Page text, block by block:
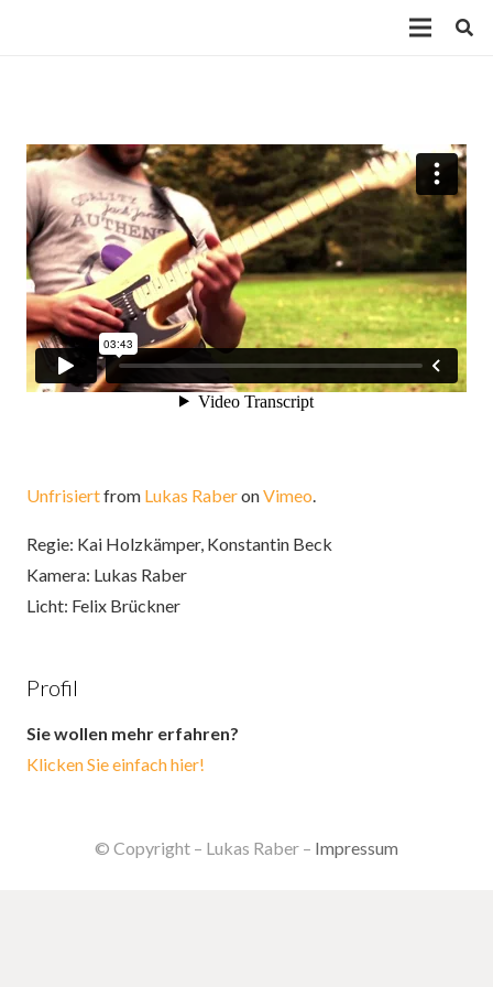
Unfrisiertfrom Lukas RaberonVimeo.
Regie: Kai Holzkämper, Konstantin Beck
Kamera: Lukas Raber
Licht: Felix Brückner
Profil
Sie wollen mehr erfahren?
Klicken Sie einfach hier!
© Copyright – Lukas Raber – Impressum